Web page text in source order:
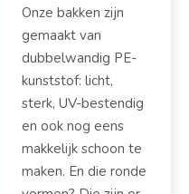
Onze bakken zijn
gemaakt van
dubbelwandig PE-
kunststof: licht,
sterk, UV-bestendig
en ook nog eens
makkelijk schoon te
maken. En die ronde